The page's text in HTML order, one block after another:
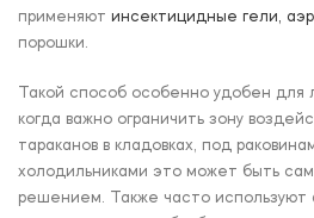
применяют инсектицидные гели,
порошки.
Такой способ особенно удобен для
когда важно ограничить зону
тараканов в кладовках, под
холодильниками это может быть
решением. Также часто используют